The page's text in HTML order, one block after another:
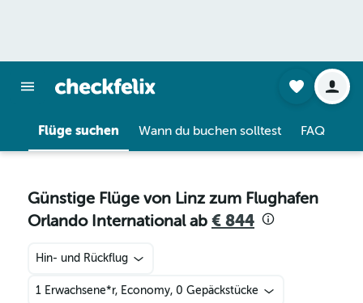
Flüge suchen Wann du buchen solltest FAQ
Günstige Flüge von Linz zum Flughafen
Orlando International ab € 844
Hin- und Rückflug
1 Erwachsene*r, Economy, 0 Gepäckstücke